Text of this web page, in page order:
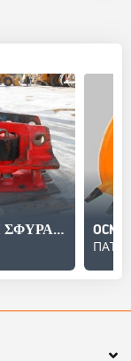
OCM ΒΑΣΗ ΣΦΥΡΑΣ ΓΙΑ OCM 55, OCM 100
OCM
ΠΑΤΡΑ